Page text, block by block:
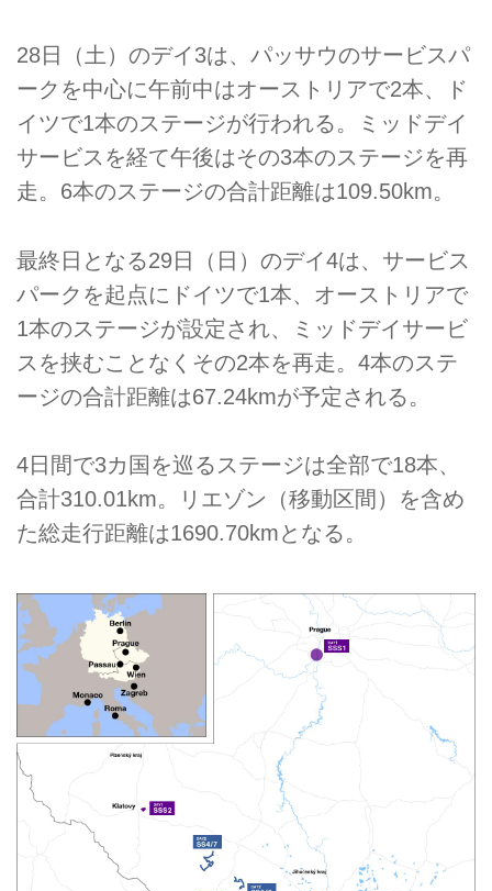
28日（土）のデイ3は、パッサウのサービスパ
ークを中心に午前中はオーストリアで2本、ド
イツで1本のステージが行われる。ミッドデイ
サービスを経て午後はその3本のステージを再
走。6本のステージの合計距離は109.50km。
最終日となる29日（日）のデイ4は、サービス
パークを起点にドイツで1本、オーストリアで
1本のステージが設定され、ミッドデイサービ
スを挟むことなくその2本を再走。4本のステ
ージの合計距離は67.24kmが予定される。
4日間で3カ国を巡るステージは全部で18本、
合計310.01km。リエゾン（移動区間）を含め
た総走行距離は1690.70kmとなる。